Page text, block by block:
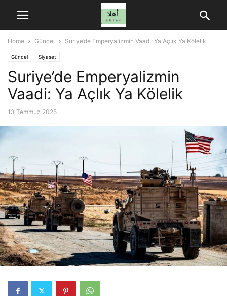
Home Güncel Suriye’de Emperyalizmin Vaadi: Ya Açlık Ya Kölelik
Güncel Siyaset
Suriye’de Emperyalizmin
Vaadi: Ya Açlık Ya Kölelik
13 Temmuz 2025